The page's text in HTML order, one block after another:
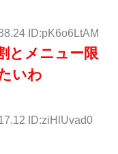
ID:pK6o6LtAM
とメニュー限
いわ
ID:ziHlUvad0